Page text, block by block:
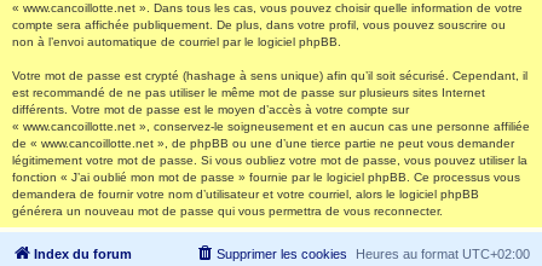
« www.cancoillotte.net ». Dans tous les cas, vous pouvez choisir quelle information de votre
compte sera affichée publiquement. De plus, dans votre profil, vous pouvez souscrire ou
non à l’envoi automatique de courriel par le logiciel phpBB.
Votre mot de passe est crypté (hashage à sens unique) afin qu’il soit sécurisé. Cependant, il
est recommandé de ne pas utiliser le même mot de passe sur plusieurs sites Internet
différents. Votre mot de passe est le moyen d’accès à votre compte sur
« www.cancoillotte.net », conservez-le soigneusement et en aucun cas une personne affiliée
de « www.cancoillotte.net », de phpBB ou une d’une tierce partie ne peut vous demander
légitimement votre mot de passe. Si vous oubliez votre mot de passe, vous pouvez utiliser la
fonction « J’ai oublié mon mot de passe » fournie par le logiciel phpBB. Ce processus vous
demandera de fournir votre nom d’utilisateur et votre courriel, alors le logiciel phpBB
générera un nouveau mot de passe qui vous permettra de vous reconnecter.
Index du forum Heures au format UTC+02:00
Supprimer les cookies